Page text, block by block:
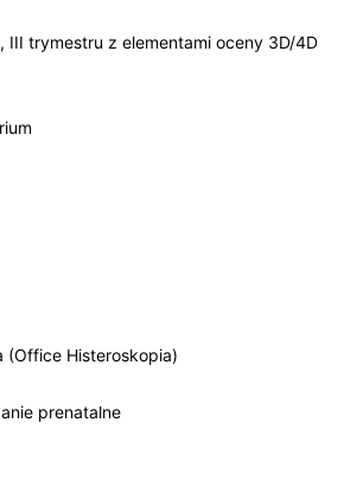
III trymestru z elementami oceny 3D/4D
(Office Histeroskopia)
prenatalne